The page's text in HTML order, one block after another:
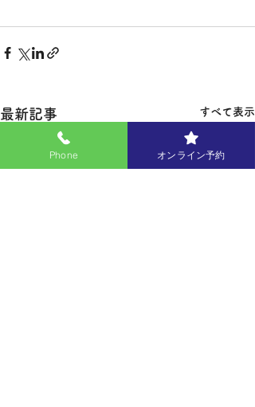
最新記事 すべて表示
Phone オンライン予約